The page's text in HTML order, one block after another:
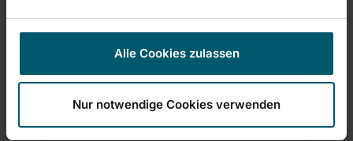
Alle Cookies zulassen
Nur notwendige Cookies verwenden